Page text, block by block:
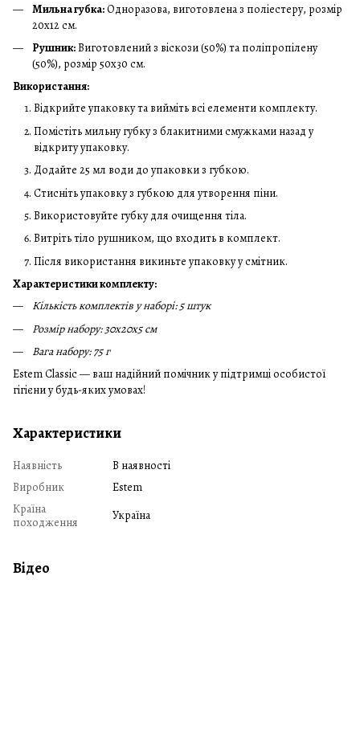
Мильна губка:Одноразова, виготовлена з поліестеру, розмір
20x12 см.
Рушник:Виготовлений з віскози (50%) та поліпропілену
(50%), розмір 50x30 см.
Використання:
Відкрийте упаковку та вийміть всі елементи комплекту.
Помістіть мильну губку з блакитними смужками назад у
відкриту упаковку.
Додайте 25 мл води до упаковки з губкою.
Стисніть упаковку з губкою для утворення піни.
Використовуйте губку для очищення тіла.
Витріть тіло рушником, що входить в комплект.
Після використання викиньте упаковку у смітник.
Характеристики комплекту:
Кількість комплектів у наборі: 5 штук
Розмір набору: 30x20x5 см
Вага набору: 75 г
Estem Classic — ваш надійний помічник у підтримці особистої
гігієни у будь-яких умовах!
Характеристики
Наявність
В наявності
Виробник
Estem
Країна
походження
Україна
Відео